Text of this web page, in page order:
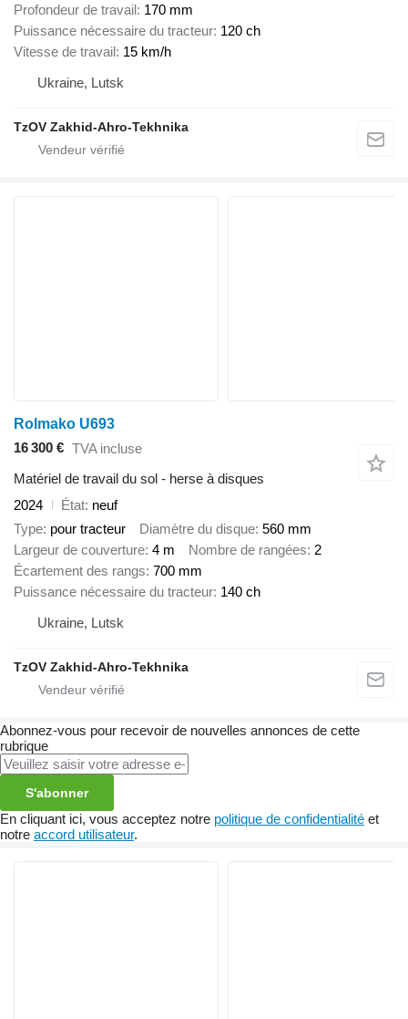
Profondeur de travail 170 mm
Puissance nécessaire du tracteur 120 ch
Vitesse de travail 15 km/h
Ukraine, Lutsk
TzOV Zakhid-Ahro-Tekhnika
Rolmako U693
16 300 € TVA incluse
Matériel de travail du sol - herse à disques
2024
État neuf
Type pour tracteur Diamètre du disque 560 mm
Largeur de couverture 4 m Nombre de rangées 2
Écartement des rangs 700 mm
Puissance nécessaire du tracteur 140 ch
Ukraine, Lutsk
TzOV Zakhid-Ahro-Tekhnika
Abonnez-vous pour recevoir de nouvelles annonces de cette
rubrique
S'abonner
En cliquant ici, vous acceptez notre politique de confidentialité et
notre accord utilisateur.